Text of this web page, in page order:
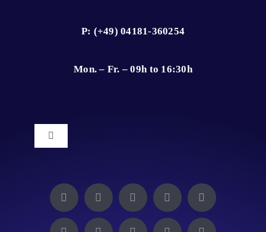
P: (+49) 04181-360254
Mon. – Fr. – 09h to 16:30h
Toggle
Navigation
Datenschutz